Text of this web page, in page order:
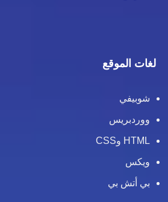
لغات الموقع
شوبيفي
ووردبريس
HTML وCSS
ويكس
بي أتش بي